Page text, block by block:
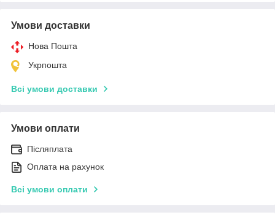
Умови доставки
Нова Пошта
Укрпошта
Всі умови доставки
Умови оплати
Післяплата
Оплата на рахунок
Всі умови оплати